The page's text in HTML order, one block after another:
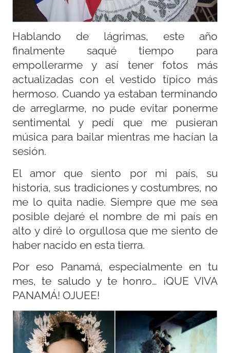
Hablando de lágrimas, este año
finalmente saqué tiempo para
empollerarme y así tener fotos más
actualizadas con el vestido típico más
hermoso. Cuando ya estaban terminando
de arreglarme, no pude evitar ponerme
sentimental y pedí que me pusieran
música para bailar mientras me hacían la
sesión.
El amor que siento por mi país, su
historia, sus tradiciones y costumbres, no
me lo quita nadie. Siempre que me sea
posible dejaré el nombre de mi país en
alto y diré lo orgullosa que me siento de
haber nacido en esta tierra.
Por eso Panamá, especialmente en tu
mes, te saludo y te honro… ¡QUE VIVA
PANAMÁ! OJUEE!